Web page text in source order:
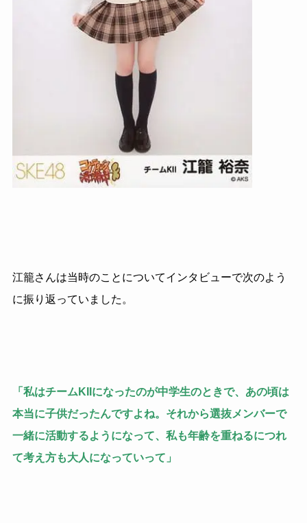
江籠さんは当時のことについてインタビューで次のよう
に振り返っていました。
「私はチームKIIになったのが中学生のときで、あの頃は
本当に子供だったんですよね。それから選抜メンバーで
一緒に活動するようになって、私も年齢を重ねるにつれ
て考え方も大人になっていって」